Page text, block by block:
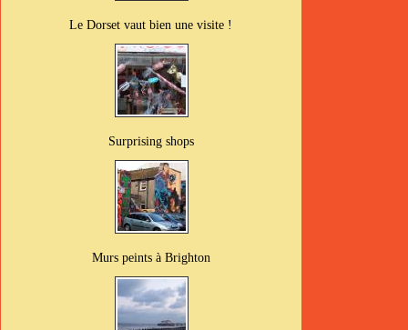
Le Dorset vaut bien une visite !
Surprising shops
Murs peints à Brighton